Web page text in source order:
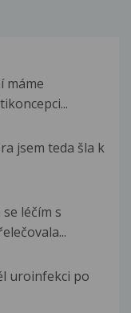
máme
jsem teda šla k
léčím s
uroinfekci po